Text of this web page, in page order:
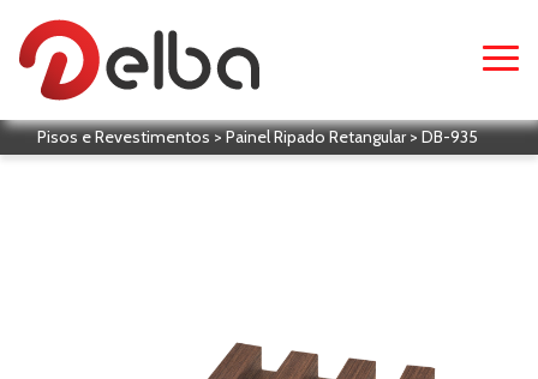
Pisos e Revestimentos > Painel Ripado Retangular > DB-935